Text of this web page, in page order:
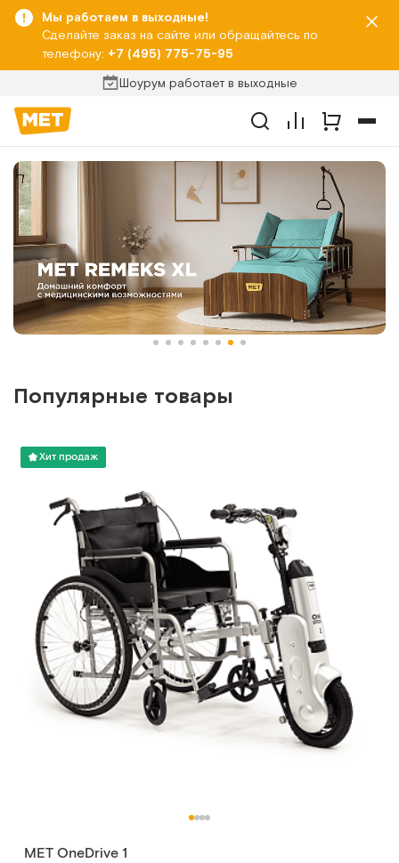
Мы работаем в выходные!
Сделайте заказ на сайте или обращайтесь по
телефону: +7 (495) 775-75-95
Шоурум работает в выходные
Популярные товары
Хит продаж
MET OneDrive 1